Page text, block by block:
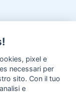
pixel e
necessari per
sito. Con il tuo
e